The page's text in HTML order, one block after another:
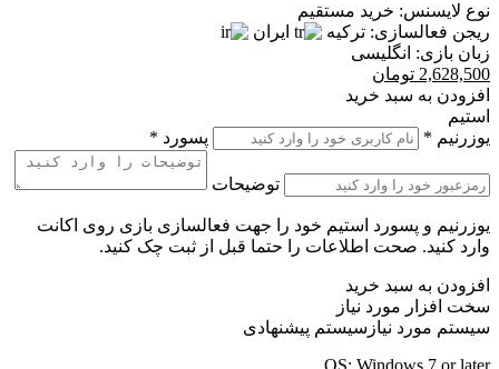
نوع لایسنس: خرید مستقیم
ریجن فعالسازی: ترکیه
ایران
زبان بازی: انگلیسی
2,628,500 تومان
افزودن به سبد خرید
استیم
یوزرنیم * پسورد *
توضیحات
یوزرنیم و پسورد استیم خود را جهت فعالسازی بازی روی اکانت
وارد کنید. صحت اطلاعات را حتما قبل از ثبت چک کنید.
افزودن به سبد خرید
سخت افزار مورد نیاز
سیستم مورد نیاز سیستم پیشنهادی